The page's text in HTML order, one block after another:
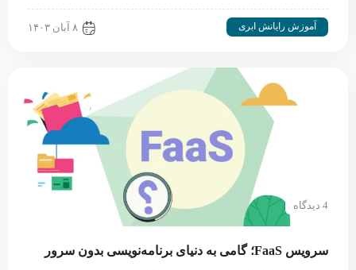
آموزش رایانش ابری ۸ آبان ۱۴۰۳
4 دیدگاه
سرویس FaaS؛ گامی به دنیای برنامه‌نویسی بدون سرور